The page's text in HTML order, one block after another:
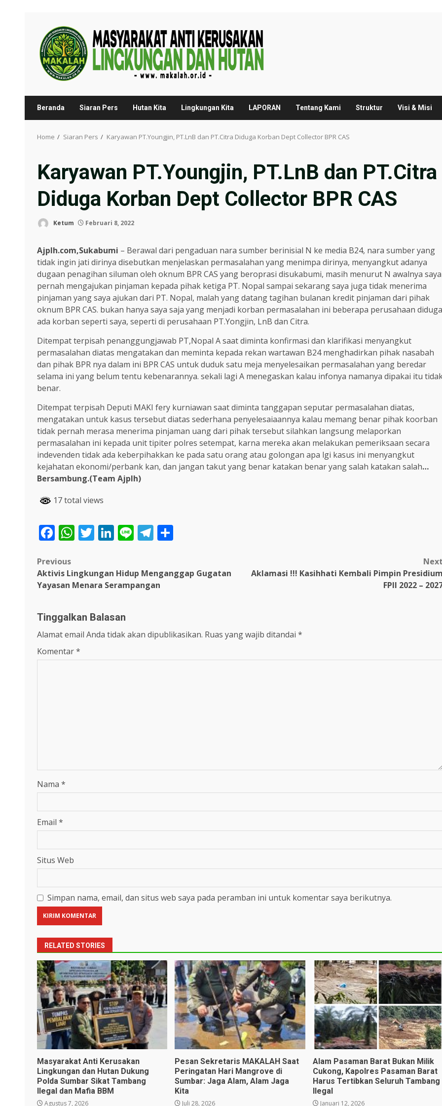
content
Beranda Siaran Pers Hutan Kita Lingkungan Kita LAPORAN Tentang Kami Struktur Visi & Misi
Home Siaran Pers Karyawan PT.Youngjin, PT.LnB dan PT.Citra Diduga Korban Dept Collector BPR CAS
Karyawan PT.Youngjin, PT.LnB dan PT.Citra
Diduga Korban Dept Collector BPR CAS
Ketum Februari 8, 2022
Ajplh.com,Sukabumi – Berawal dari pengaduan nara sumber berinisial N ke media B24, nara sumber yang
tidak ingin jati dirinya disebutkan menjelaskan permasalahan yang menimpa dirinya, menyangkut adanya
dugaan penagihan siluman oleh oknum BPR CAS yang beroprasi disukabumi, masih menurut N awalnya saya
pernah mengajukan pinjaman kepada pihak ketiga PT. Nopal sampai sekarang saya juga tidak menerima
pinjaman yang saya ajukan dari PT. Nopal, malah yang datang tagihan bulanan kredit pinjaman dari pihak
oknum BPR CAS. bukan hanya saya saja yang menjadi korban permasalahan ini beberapa perusahaan diduga
ada korban seperti saya, seperti di perusahaan PT.Yongjin, LnB dan Citra.
Ditempat terpisah penanggungjawab PT,Nopal A saat diminta konfirmasi dan klarifikasi menyangkut
permasalahan diatas mengatakan dan meminta kepada rekan wartawan B24 menghadirkan pihak nasabah
dan pihak BPR nya dalam ini BPR CAS untuk duduk satu meja menyelesaikan permasalahan yang beredar
selama ini yang belum tentu kebenarannya. sekali lagi A menegaskan kalau infonya namanya dipakai itu
benar.
Ditempat terpisah Deputi MAKI fery kurniawan saat diminta tanggapan seputar permasalahan diatas,
mengatakan untuk kasus tersebut diatas sederhana penyelesaiaannya kalau memang benar pihak koorban
tidak pernah merasa menerima pinjaman uang dari pihak tersebut silahkan langsung melaporkan
permasalahan ini kepada unit tipiter polres setempat, karna mereka akan melakukan pemeriksaan secara
indevenden tidak ada keberpihakkan ke pada satu orang atau golongan apa lgi kasus ini menyangkut
kejahatan ekonomi/perbank kan, dan jangan takut yang benar katakan benar yang salah katakan salah…
Bersambung.(Team Ajplh)
17 total views
Facebook
WhatsApp
Twitter
LinkedIn
LineTelegram
Post
navigation
Previous
Aktivis Lingkungan Hidup Menganggap Gugatan
Yayasan Menara Serampangan
Aklamasi !!! Kasihhati Kembali Pimpin
FPII 2022 –
Tinggalkan Balasan
Alamat email Anda tidak akan dipublikasikan. Ruas yang wajib ditandai *
Komentar*
Nama *
Email *
Situs Web
Simpan nama, email, dan situs web saya pada peramban ini untuk komentar saya berikutnya.
RELATED STORIES
Masyarakat Anti Kerusakan
Lingkungan dan Hutan Dukung
Polda Sumbar Sikat Tambang
Ilegal dan Mafia BBM
Agustus 7, 2026
Pesan Sekretaris MAKALAH Saat
Peringatan Hari Mangrove di
Sumbar: Jaga Alam, Alam Jaga
Kita
Juli 28, 2026
Alam Pasaman Barat Bukan Milik
Cukong, Kapolres Pasaman Barat
Harus Tertibkan Seluruh Tambang
Ilegal
Januari 12, 2026